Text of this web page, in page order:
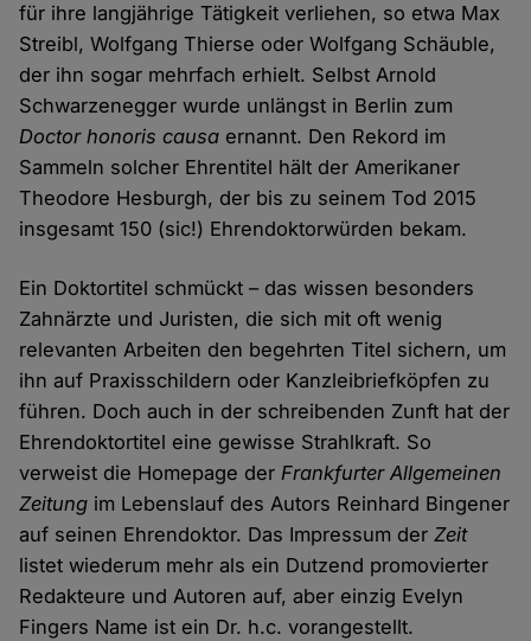
für ihre langjährige Tätigkeit verliehen, so etwa Max
Streibl, Wolfgang Thierse oder Wolfgang Schäuble,
der ihn sogar mehrfach erhielt. Selbst Arnold
Schwarzenegger wurde unlängst in Berlin zum
Doctor honoris causa ernannt. Den Rekord im
Sammeln solcher Ehrentitel hält der Amerikaner
Theodore Hesburgh, der bis zu seinem Tod 2015
insgesamt 150 (sic!) Ehrendoktorwürden bekam.
Ein Doktortitel schmückt – das wissen besonders
Zahnärzte und Juristen, die sich mit oft wenig
relevanten Arbeiten den begehrten Titel sichern, um
ihn auf Praxisschildern oder Kanzleibriefköpfen zu
führen. Doch auch in der schreibenden Zunft hat der
Ehrendoktortitel eine gewisse Strahlkraft. So
verweist die Homepage derFrankfurter Allgemeinen
Zeitung im Lebenslauf des Autors Reinhard Bingener
auf seinen Ehrendoktor. Das Impressum derZeit
listet wiederum mehr als ein Dutzend promovierter
Redakteure und Autoren auf, aber einzig Evelyn
Fingers Name ist ein Dr. h.c. vorangestellt.